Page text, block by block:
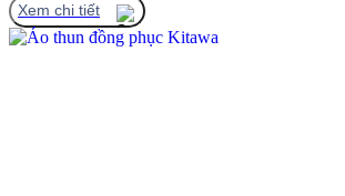
Xem chi tiết